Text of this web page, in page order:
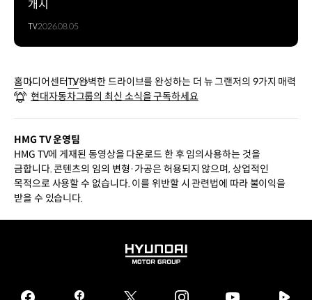
개시
TV2026.08.05
홈미디어센터TV완벽한 드라이브를 완성하는 더 뉴 그랜저의 9가지 매력
현대자동차그룹의 최신 소식을 구독하세요
HMG TV 운영팀
HMG TV에 게재된 동영상을 다운로드 한 후 임의사용하는 것을
금합니다. 콘텐츠의 임의 변형·가공은 허용되지 않으며, 상업적인
목적으로 사용할 수 없습니다. 이를 위반할 시 관련법에 따라 불이익을
받을 수 있습니다.
HYUNDAI
GROUP